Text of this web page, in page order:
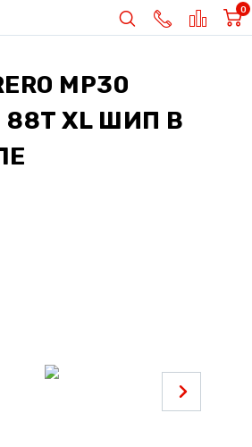
0
MP30
88T XL ШИП В